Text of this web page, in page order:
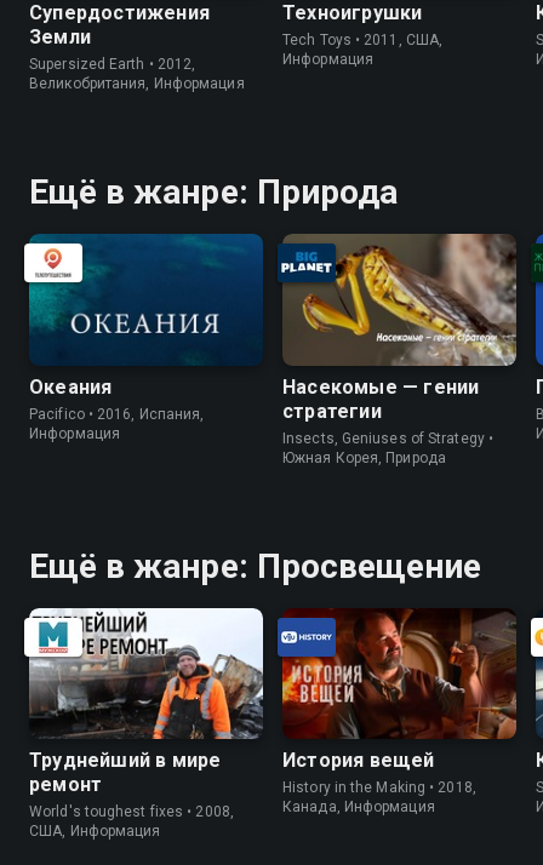
Супердостижения
Земли
Supersized Earth • 2012,
Великобритания, Информация
Техноигрушки
Tech Toys • 2011, США,
Информация
Ещё в жанре: Природа
Океания
Pacifico • 2016, Испания,
Информация
Насекомые — гении
стратегии
Insects, Geniuses of Strategy •
Южная Корея, Природа
Ещё в жанре: Просвещение
Труднейший в мире
ремонт
World's toughest fixes • 2008,
США, Информация
История вещей
History in the Making • 2018,
Канада, Информация